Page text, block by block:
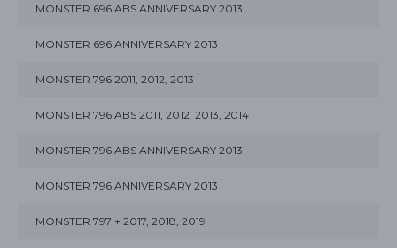
MONSTER 696 ABS ANNIVERSARY 2013
MONSTER 696 ANNIVERSARY 2013
MONSTER 796 2011, 2012, 2013
MONSTER 796 ABS 2011, 2012, 2013, 2014
MONSTER 796 ABS ANNIVERSARY 2013
MONSTER 796 ANNIVERSARY 2013
MONSTER 797 + 2017, 2018, 2019